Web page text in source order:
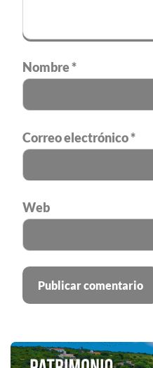
Nombre*
Correo electrónico*
Web